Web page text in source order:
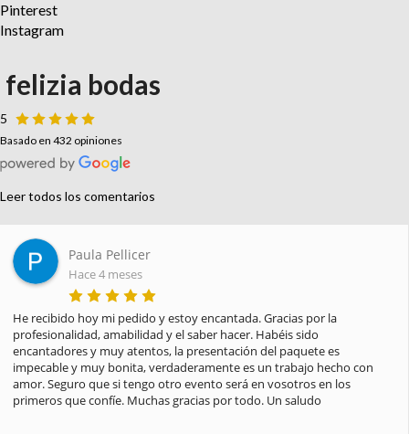
Pinterest
Instagram
felizia bodas
5
Basado en 432 opiniones
Leer todos los comentarios
Paula Pellicer
Hace 4 meses
He recibido hoy mi pedido y estoy encantada. Gracias por la
profesionalidad, amabilidad y el saber hacer. Habéis sido
encantadores y muy atentos, la presentación del paquete es
impecable y muy bonita, verdaderamente es un trabajo hecho con
amor. Seguro que si tengo otro evento será en vosotros en los
primeros que confíe. Muchas gracias por todo. Un saludo